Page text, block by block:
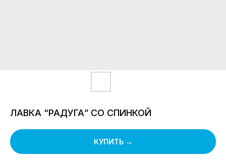
ЛАВКА “РАДУГА” СО СПИНКОЙ
КУПИТЬ →